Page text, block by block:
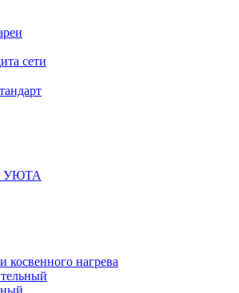
сети
УЮТА
косвенного нагрева